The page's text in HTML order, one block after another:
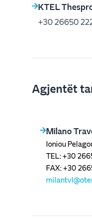
KTEL
+30 26650
Agjentët
Milano
Ioniou
TEL: +30
FAX: +30